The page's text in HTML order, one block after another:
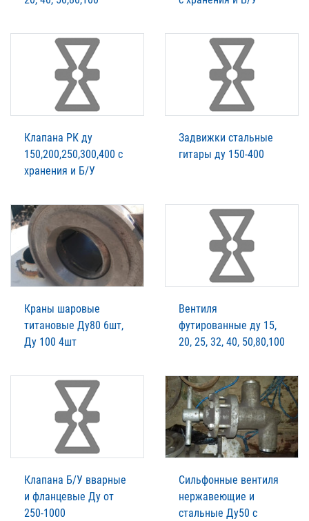
Клапана РК ду
150,200,250,300,400 с
хранения и Б/У
Задвижки стальные
гитары ду 150-400
Краны шаровые
титановые Ду80 6шт,
Ду 100 4шт
Вентиля
футированные ду 15,
20, 25, 32, 40, 50,80,100
Клапана Б/У вварные
и фланцевые Ду от
250-1000
Сильфонные вентиля
нержавеющие и
стальные Ду50 с